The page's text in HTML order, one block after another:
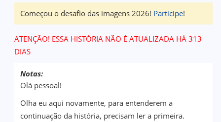
Começou o desafio das imagens 2026! Participe!
ATENÇÃO! ESSA HISTÓRIA NÃO É ATUALIZADA HÁ 313
DIAS
Notas:
Olá pessoal!
Olha eu aqui novamente, para entenderem a
continuação da história, precisam ler a primeira.